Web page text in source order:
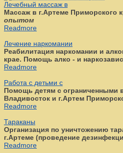
Лечебный массаж в
Массаж в г.Артеме Приморского
опытом
Readmore
Лечение наркомании
Реабилитация наркомании и
крае. Помощь алко - и
Readmore
Работа с детьми с
Помощь детям с ограниченными
Владивосток и г.Артем
Readmore
Тараканы
Организация по уничтожению
г.Артеме (проведение
Readmore